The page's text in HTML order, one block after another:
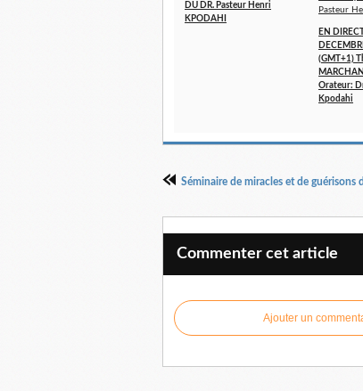
DU DR. Pasteur Henri
KPODAHI
EN
(GMT+1)
Orateur:
Kpodahi
Commenter cet article
Ajouter un